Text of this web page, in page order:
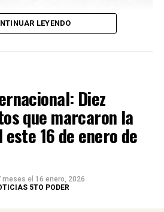
protocolos de emergencia,
búsqueda y rescate y ordenaron
y electricidad en zonas
LEYENDO
Diez
que marcaron la
16 de enero de
meses el 16 enero, 2026
5TO PODER